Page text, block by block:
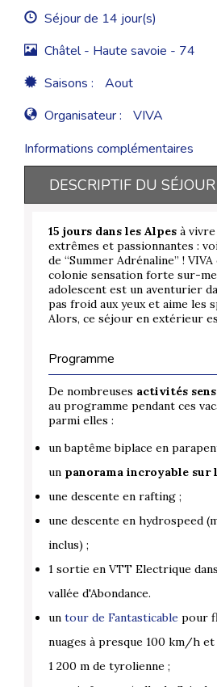
Séjour de 14 jour(s)
Châtel - Haute savoie - 74
Saisons :
Aout
Organisateur :
VIVA
Informations complémentaires
DESCRIPTIF DU SÉJOUR
15 jours dans les Alpes à
extrêmes et passionnantes :
de “Summer Adrénaline” !
colonie sensation forte sur-
adolescent est un aventurier
pas froid aux yeux et aime les
Alors, ce séjour en extérieur
Programme
De nombreuses activités
au programme pendant ces
parmi elles :
un baptême biplace en
un panorama incroyable sur
une descente en rafting ;
une descente en hydrospeed
inclus) ;
1 sortie en VTT Electrique
vallée d'Abondance.
un tour de Fantasticable pour
nuages à presque 100 km/h
1 200 m de tyrolienne ;